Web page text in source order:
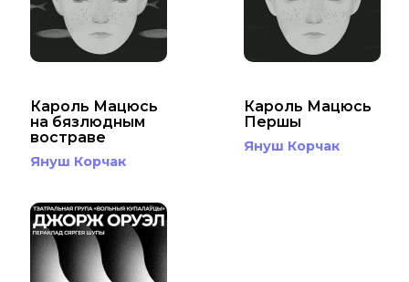
Кароль Мацюсь
на бязлюдным
востраве
Януш Корчак
Кароль Мацюсь
Першы
Януш Корчак